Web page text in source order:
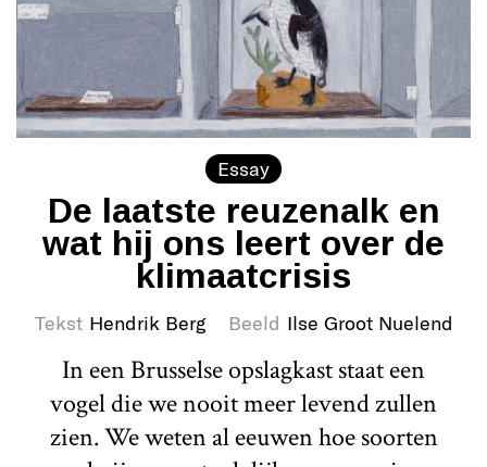
Essay
De laatste reuzenalk en
wat hij ons leert over de
klimaatcrisis
Tekst Hendrik Berg Beeld Ilse Groot Nuelend
In een Brusselse opslagkast staat een
vogel die we nooit meer levend zullen
zien. We weten al eeuwen hoe soorten